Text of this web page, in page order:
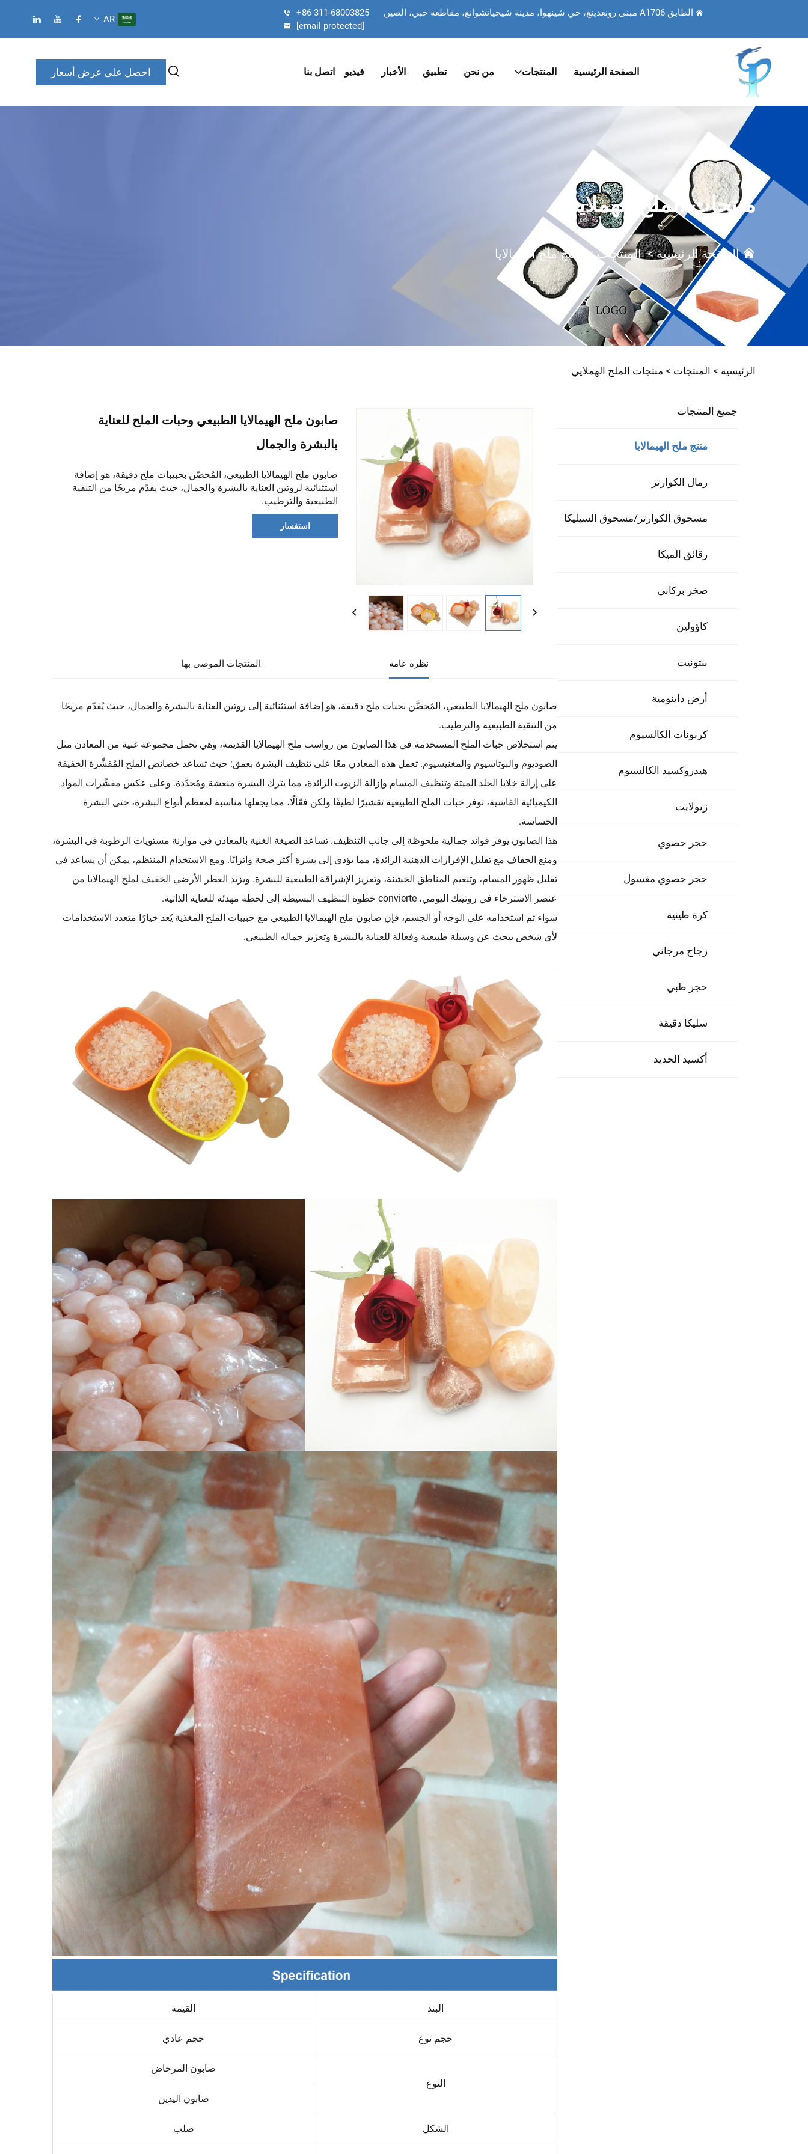
الطابق A1706 مبنى رونغدينغ، حي شينهوا، مدينة شيجياتشوانغ، مقاطعة خبي، الصين
+86-311-68003825
[email protected]
AR
الصفحة الرئيسية المنتجات من نحن تطبيق الأخبار فيديو اتصل بنا احصل على عرض أسعار
‫منتجات الملح الهملايي‬
الصفحة الرئيسية>المنتجات> منتج ملح الهيمالايا
الرئيسية > المنتجات > ‫منتجات الملح الهملايي‬
جميع المنتجات
منتج ملح الهيمالايا
رمال الكوارتز
مسحوق الكوارتز/مسحوق السيليكا
رقائق الميكا
صخر بركاني
كاؤولين
بنتونيت
أرض داينومية
كربونات الكالسيوم
هيدروكسيد الكالسيوم
زيولايت
حجر حصوي
حجر حصوي مغسول
كرة طينية
زجاج مرجاني
حجر طبي
سليكا دقيقة
أكسيد الحديد
صابون ملح الهيمالايا الطبيعي وحبات الملح للعناية
بالبشرة والجمال
صابون ملح الهيمالايا الطبيعي، المُحضّن بحبيبات ملح دقيقة، هو إضافة
استثنائية لروتين العناية بالبشرة والجمال، حيث يقدّم مزيجًا من التنقية
الطبيعية والترطيب.
استفسار
نظرة عامة المنتجات الموصى بها
صابون ملح الهيمالايا الطبيعي، المُحضَّن بحبات ملح دقيقة، هو إضافة استثنائية إلى روتين العناية بالبشرة والجمال، حيث يُقدّم مزيجًا
من التنقية الطبيعية والترطيب.
يتم استخلاص حبات الملح المستخدمة في هذا الصابون من رواسب ملح الهيمالايا القديمة، وهي تحمل مجموعة غنية من المعادن مثل
الصوديوم والبوتاسيوم والمغنيسيوم. تعمل هذه المعادن معًا على تنظيف البشرة بعمق: حيث تساعد خصائص الملح المُقشِّرة الخفيفة
على إزالة خلايا الجلد الميتة وتنظيف المسام وإزالة الزيوت الزائدة، مما يترك البشرة منعشة ومُجدَّدة. وعلى عكس مقشّرات المواد
الكيميائية القاسية، توفر حبات الملح الطبيعية تقشيرًا لطيفًا ولكن فعّالًا، مما يجعلها مناسبة لمعظم أنواع البشرة، حتى البشرة
الحساسة.
هذا الصابون يوفر فوائد جمالية ملحوظة إلى جانب التنظيف. تساعد الصيغة الغنية بالمعادن في موازنة مستويات الرطوبة في البشرة،
ومنع الجفاف مع تقليل الإفرازات الدهنية الزائدة، مما يؤدي إلى بشرة أكثر صحة واتزانًا. ومع الاستخدام المنتظم، يمكن أن يساعد في
تقليل ظهور المسام، وتنعيم المناطق الخشنة، وتعزيز الإشراقة الطبيعية للبشرة. ويزيد العطر الأرضي الخفيف لملح الهيمالايا من
عنصر الاسترخاء في روتينك اليومي، convierte خطوة التنظيف البسيطة إلى لحظة مهدئة للعناية الذاتية.
سواء تم استخدامه على الوجه أو الجسم، فإن صابون ملح الهيمالايا الطبيعي مع حبيبات الملح المغذية يُعد خيارًا متعدد الاستخدامات
لأي شخص يبحث عن وسيلة طبيعية وفعالة للعناية بالبشرة وتعزيز جماله الطبيعي.
البند القيمة
حجم نوع حجم عادي
النوع
صابون المرحاض
صابون اليدين
الشكل صلب